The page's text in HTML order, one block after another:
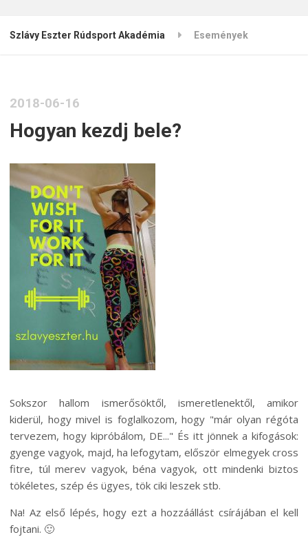
Szlávy Eszter Rúdsport Akadémia Események
2018-06-16
Hogyan kezdj bele?
Sokszor hallom ismerősöktől, ismeretlenektől, amikor
kiderül, hogy mivel is foglalkozom, hogy "már olyan régóta
tervezem, hogy kipróbálom, DE..." És itt jönnek a kifogások:
gyenge vagyok, majd, ha lefogytam, először elmegyek cross
fitre, túl merev vagyok, béna vagyok, ott mindenki biztos
tökéletes, szép és ügyes, tök ciki leszek stb.
Na! Az első lépés, hogy ezt a hozzáállást csírájában el kell
fojtani. 🙂